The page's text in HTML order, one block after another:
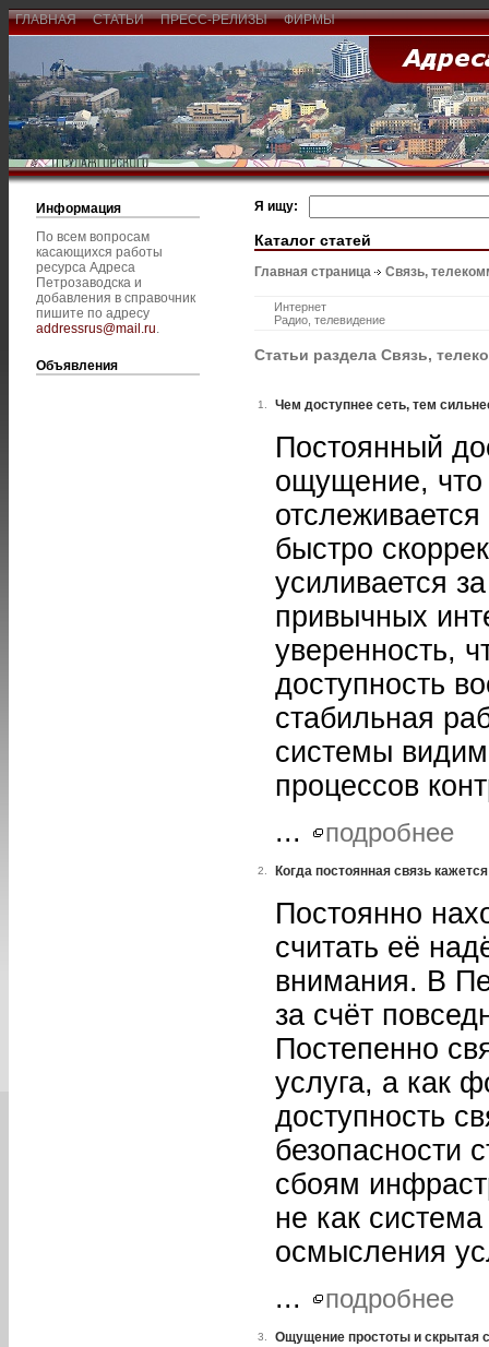
ГЛАВНАЯ СТАТЬИ ПРЕСС-РЕЛИЗЫ ФИРМЫ
Информация
По всем вопросам
касающихся работы
ресурса Адреса
Петрозаводска и
добавления в справочник
пишите по адресу
addressrus@mail.ru.
Объявления
Я ищу:
Каталог статей
Главная страница Связь,
Интернет
Радио, телевидение
Статьи раздела Связь,
1. Чем доступнее сеть, тем
Постоянный
ощущение, что
быстро
усиливается
привычных
уверенность,
доступность
стабильная
системы
процессов
...
подробнее
2. Когда постоянная связь
Постоянно
считать её
внимания. В
за счёт
Постепенно
услуга, а как
доступность
безопасности
сбоям
не как
осмысления
...
подробнее
3. Ощущение простоты и скрытая